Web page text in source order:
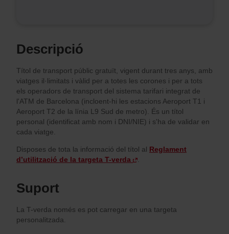
Descripció
Títol de transport públic gratuït, vigent durant tres anys, amb
viatges il·limitats i vàlid per a totes les corones i per a tots
els operadors de transport del sistema tarifari integrat de
l'ATM de Barcelona (incloent-hi les estacions Aeroport T1 i
Aeroport T2 de la línia L9 Sud de metro). És un títol
personal (identificat amb nom i DNI/NIE) i s'ha de validar en
cada viatge.
Disposes de tota la informació del títol al Reglament
d’utilització de la targeta T-verda
Suport
La T-verda només es pot carregar en una targeta
personalitzada.